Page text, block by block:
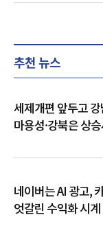
추천 뉴스
세제개편 앞두고
마용성·강북은 상
네이버는 AI 광고,
엇갈린 수익화 시계